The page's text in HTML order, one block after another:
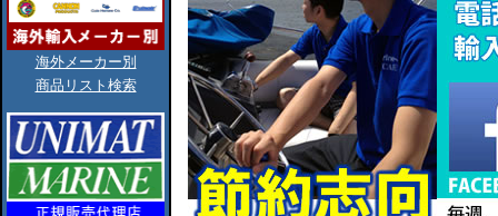
海外メーカー別
商品リスト検索